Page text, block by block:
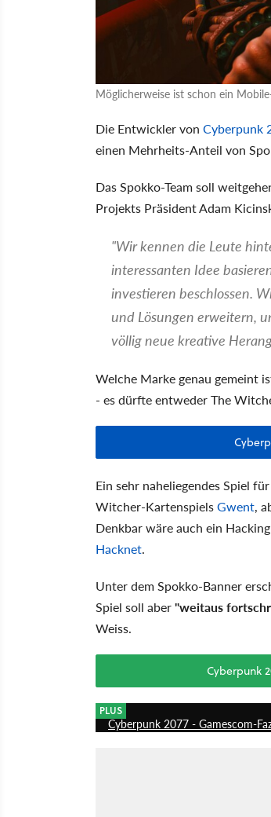
Möglicherweise ist schon ein
Die Entwickler von Cyberpunk
einen Mehrheits-Anteil von
Das Spokko-Team soll
Projekts Präsident Adam
"Wir kennen die Leute
interessanten Idee
investieren beschlossen.
und Lösungen erweitern,
völlig neue kreative
Welche Marke genau gemeint
- es dürfte entweder The
Ein sehr naheliegendes Spiel
Witcher-KartenspielsGwent,
Denkbar wäre auch ein
Hacknet.
Unter dem Spokko-Banner
Spiel soll aber"weitaus
Weiss.
Cyberpunk
PLUS
Cyberpunk 2077 - Gamescom-